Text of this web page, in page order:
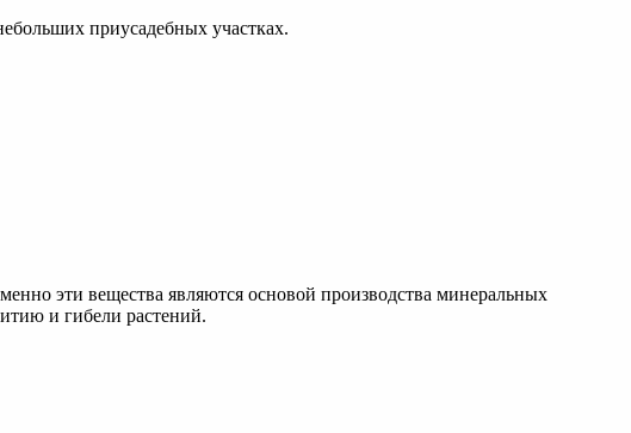
приусадебных участках.
эти вещества являются основой производства минеральных
и гибели растений.